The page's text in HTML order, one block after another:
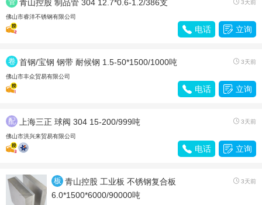
材
青山控股 制品管 304 12.7*0.6-1.2/386支  3天前
佛山市睿洋不锈钢有限公司
 电话  立询
卷
带
首钢/宝钢 钢带 耐候钢 1.5-50*1500/1000吨  3天前
佛山市丰众贸易有限公司
 电话  立询
配
件
上海三正 球阀 304 15-200/999吨  3天前
佛山市洪兴来贸易有限公司
 电话  立询
板
材
青山控股 工业板 不锈钢复合板
6.0*1500*6000/90000吨
 3天前